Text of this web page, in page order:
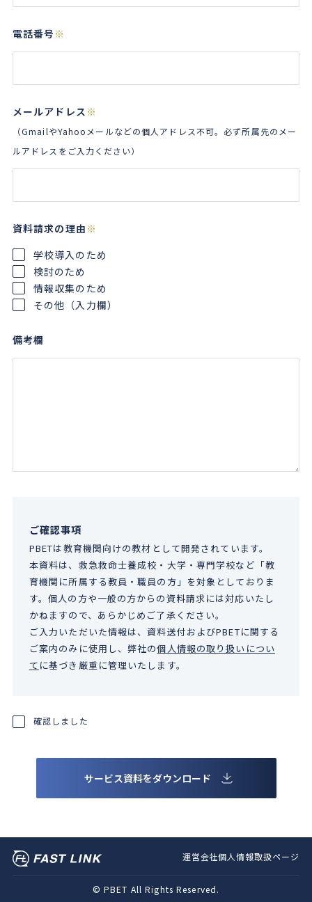
電話番号 ※
メールアドレス ※
（GmailやYahooメールなどの個人アドレス不可。必ず所属先のメー
ルアドレスをご入力ください）
資料請求の理由 ※
学校導入のため
検討のため
情報収集のため
その他（入力欄）
備考欄
ご確認事項
PBETは教育機関向けの教材として開発されています。
本資料は、救急救命士養成校・大学・専門学校など「教
育機関に所属する教員・職員の方」を対象としておりま
す。個人の方や一般の方からの資料請求には対応いたし
かねますので、あらかじめご了承ください。
ご入力いただいた情報は、資料送付およびPBETに関する
ご案内のみに使用し、弊社の個人情報の取り扱いについ
て に基づき厳重に管理いたします。
確認しました
運営会社個人情報取扱ページ
© PBET All Rights Reserved.